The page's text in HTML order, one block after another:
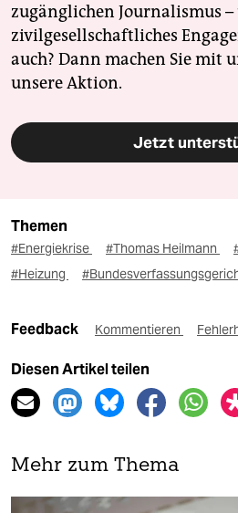
zugänglichen Journalismus
zivilgesellschaftliches
auch? Dann machen Sie mit
unsere Aktion.
Jetzt
Themen
#Energiekrise #Thomas Heilmann
#Heizung
Feedback Kommentieren
Diesen Artikel teilen
Mehr zum Thema